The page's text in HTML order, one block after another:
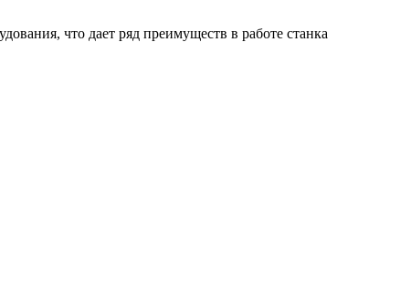
что дает ряд преимуществ в работе станка